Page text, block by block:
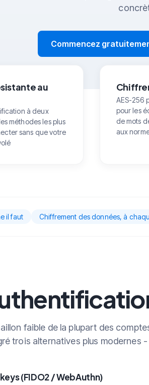
Commencez
au
à deux
méthodes les plus
sans que votre
AES-256
pour les
de mots
aux
il faut Chiffrement des données, à
faible de la plupart des
trois alternatives plus modernes
(FIDO2 / WebAuthn)